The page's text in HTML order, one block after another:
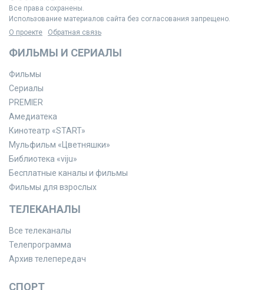
Все права сохранены.
Использование материалов сайта без согласования запрещено.
О проекте
Обратная связь
ФИЛЬМЫ И СЕРИАЛЫ
Фильмы
Сериалы
PREMIER
Амедиатека
Кинотеатр «START»
Мульфильм «Цветняшки»
Библиотека «viju»
Бесплатные каналы и фильмы
Фильмы для взрослых
ТЕЛЕКАНАЛЫ
Все телеканалы
Телепрограмма
Архив телепередач
СПОРТ